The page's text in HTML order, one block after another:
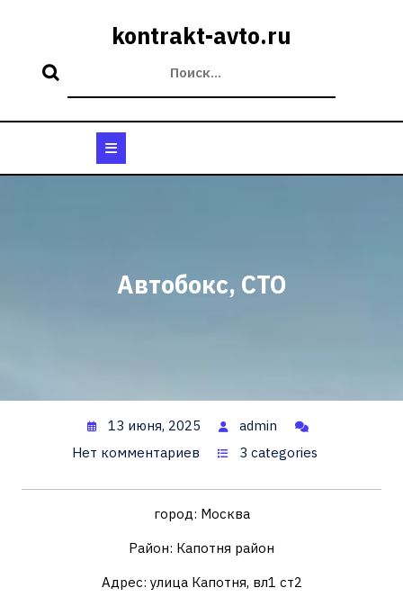
kontrakt-avto.ru
Автобокс, СТО
13 июня, 2025
admin
Нет комментариев
3 categories
город: Москва
Район: Капотня район
Адрес: улица Капотня, вл1 ст2